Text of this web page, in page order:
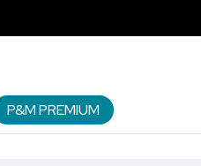
P&M PREMIUM